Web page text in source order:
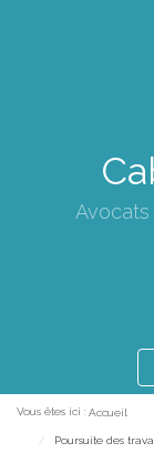
Vous êtes ici : Accueil
Poursuite des